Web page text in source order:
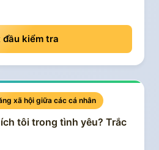
đầu kiểm tra
xã hội giữa các cá nhân
tôi trong tình yêu? Trắc